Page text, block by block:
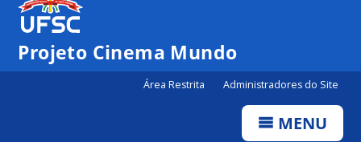
Projeto Cinema Mundo
Área Restrita Administradores do Site
MENU